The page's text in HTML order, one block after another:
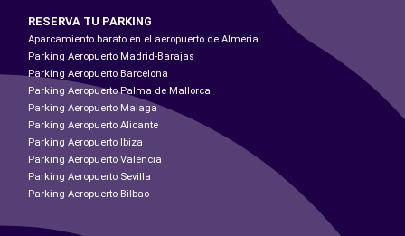
RESERVA TU PARKING
Aparcamiento barato en el aeropuerto de Almeria
Parking Aeropuerto Madrid-Barajas
Parking Aeropuerto Barcelona
Parking Aeropuerto Palma de Mallorca
Parking Aeropuerto Malaga
Parking Aeropuerto Alicante
Parking Aeropuerto Ibiza
Parking Aeropuerto Valencia
Parking Aeropuerto Sevilla
Parking Aeropuerto Bilbao